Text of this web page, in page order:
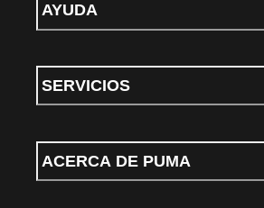
AYUDA
SERVICIOS
ACERCA DE PUMA